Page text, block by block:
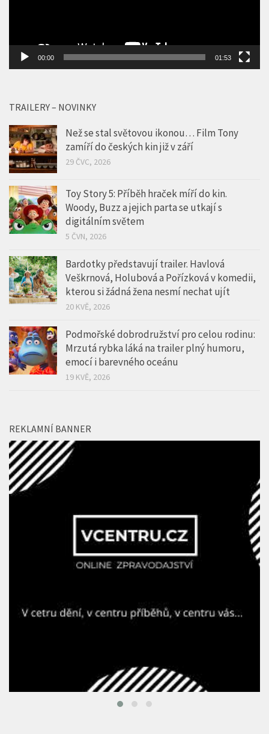
00:00 01:53
TRAILERY – NOVINKY
Než se stal světovou ikonou… Film Tony
zamíří do českých kin již v září
29 ČVC, 2026
Toy Story 5: Příběh hraček míří do kin.
Woody, Buzz a jejich parta se utkají s
digitálním světem
5 ČVN, 2026
Bardotky představují trailer. Havlová
Veškrnová, Holubová a Pořízková v komedii,
kterou si žádná žena nesmí nechat ujít
20 KVĚ, 2026
Podmořské dobrodružství pro celou rodinu:
Mrzutá rybka láká na trailer plný humoru,
emocí i barevného oceánu
19 KVĚ, 2026
REKLAMNÍ BANNER